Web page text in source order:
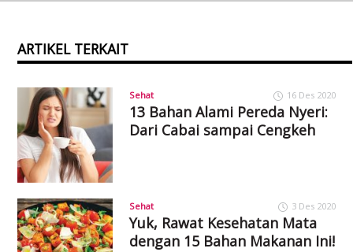
ARTIKEL TERKAIT
Sehat 16 Des 2020
13 Bahan Alami Pereda Nyeri:
Dari Cabai sampai Cengkeh
Sehat 3 Des 2020
Yuk, Rawat Kesehatan Mata
dengan 15 Bahan Makanan Ini!